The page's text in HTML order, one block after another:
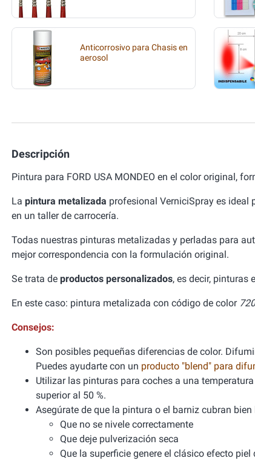
Anticorrosivo para Chasis en
aerosol
Descripción
Pintura para FORD USA MONDEO en el color original,
La pintura metalizada profesional VerniciSpray es ideal
en un taller de carrocería.
Todas nuestras pinturas metalizadas y perladas para
mejor correspondencia con la formulación original.
Se trata de productos personalizados, es decir, pinturas
En este caso: pintura metalizada con código de color
Consejos:
Son posibles pequeñas diferencias de color.
Puedes ayudarte con un producto "blend" para
Utilizar las pinturas para coches a una
superior al 50 %.
Asegúrate de que la pintura o el barniz cubran
Que no se nivele correctamente
Que deje pulverización seca
Que la superficie genere el clásico efecto piel